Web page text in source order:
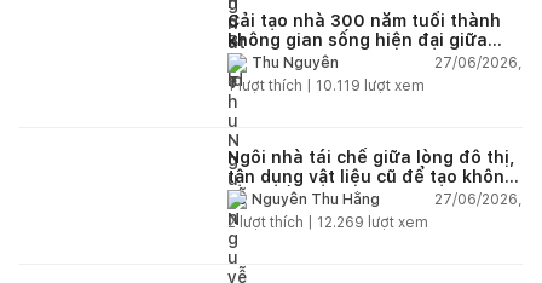
Cải tạo nhà 300 năm tuổi thành
không gian sống hiện đại giữa
thiên nhiên
Thu Nguyễn
27/06/2026,
1lượt thích | 10.119 lượt xem
Ngôi nhà tái chế giữa lòng đô thị,
tận dụng vật liệu cũ để tạo không
gian sống linh hoạt
Nguyễn Thu Hằng
27/06/2026,
2lượt thích | 12.269 lượt xem